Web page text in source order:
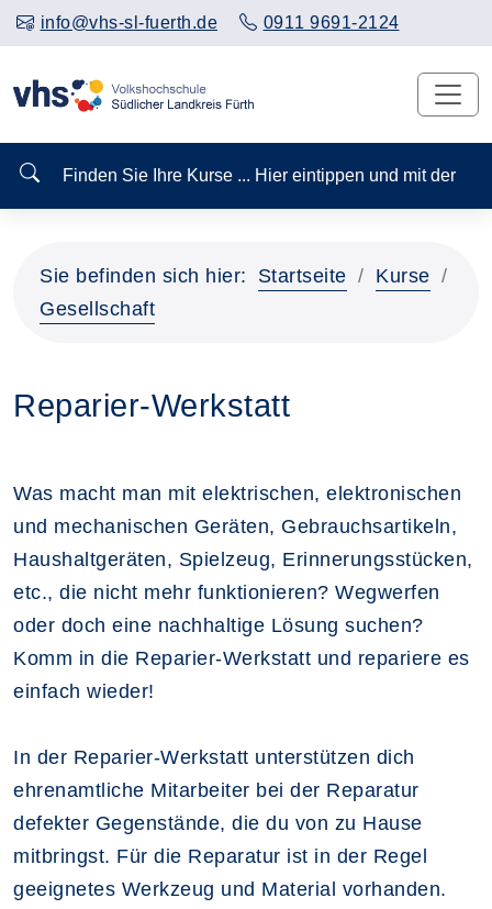
info@vhs-sl-fuerth.de 0911 9691-2124
Finden Sie Ihre Kurse ... Hier eintippen und mit
Sie befinden sich hier: Startseite
Kurse
Gesellschaft
Reparier-Werkstatt
Was macht man mit elektrischen, elektronischen
und mechanischen Geräten, Gebrauchsartikeln,
Haushaltgeräten, Spielzeug, Erinnerungsstücken,
etc., die nicht mehr funktionieren? Wegwerfen
oder doch eine nachhaltige Lösung suchen?
Komm in die Reparier-Werkstatt und repariere es
einfach wieder!
In der Reparier-Werkstatt unterstützen dich
ehrenamtliche Mitarbeiter bei der Reparatur
defekter Gegenstände, die du von zu Hause
mitbringst. Für die Reparatur ist in der Regel
geeignetes Werkzeug und Material vorhanden.